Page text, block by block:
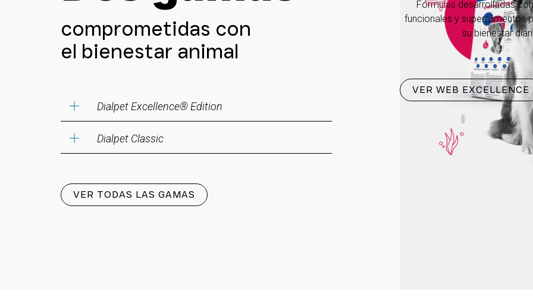
comprometidas con
el bienestar animal
Dialpet Excellence® Edition
Dialpet Classic
VER TODAS LAS GAMAS
Fórmulas desarrolladas
funcionales y superalimentos
su bienestar
VER WEB EXCELLENCE